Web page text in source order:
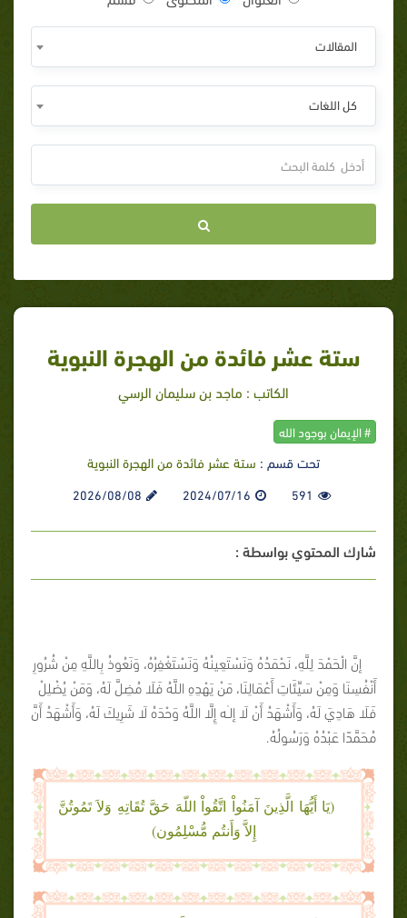
المقالات
كل اللغات
ستة عشر فائدة من الهجرة النبوية
الكاتب : ماجد بن سليمان الرسي
# الإيمان بوجود الله
تحت قسم : ستة عشر فائدة من الهجرة النبوية
591
2024/07/16
2026/08/08
شارك المحتوي بواسطة :
إنَّ الْحَمْدَ لِلَّهِ، نَحْمَدُهُ وَنَسْتَعِينُهُ وَنَسْتَغْفِرُهُ، وَنَعُوذُ بِاللَّهِ مِنْ شُرُورِ
أَنْفُسِنَا وَمِنْ سَيِّئَاتِ أَعْمَالِنَا، مَنْ يَهْدِهِ اللَّهُ فَلَا مُضِلَّ لَهُ، وَمَنْ يُضْلِلْ
فَلَا هَادِيَ لَهُ، وَأَشْهَدُ أَنْ لَا إلـٰه إِلَّا اللَّهُ وَحْدَهُ لَا شَرِيكَ لَهُ، وَأَشْهَدُ أَنَّ
مُحَمَّدًا عَبْدُهُ وَرَسُولُهُ.
(يَا أَيُّهَا الَّذِينَ آمَنُواْ اتَّقُواْ اللّهَ حَقَّ تُقَاتِهِ وَلاَ تَمُوتُنَّ
إِلاَّ وَأَنتُم مُّسْلِمُون)